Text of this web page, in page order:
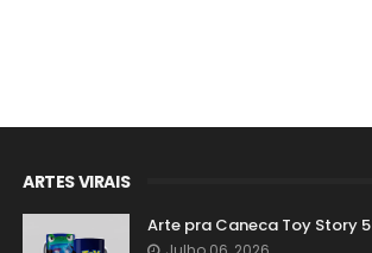
ARTES VIRAIS
Arte pra Caneca Toy Story 5